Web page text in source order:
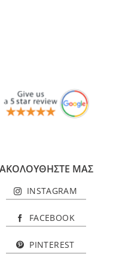
ΑΚΟΛΟΥΘΗΣΤΕ ΜΑΣ
INSTAGRAM
FACEBOOK
PINTEREST